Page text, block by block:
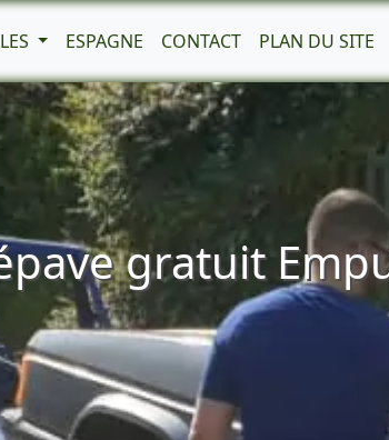
ESPAGNE CONTACT PLAN DU SITE
gratuit